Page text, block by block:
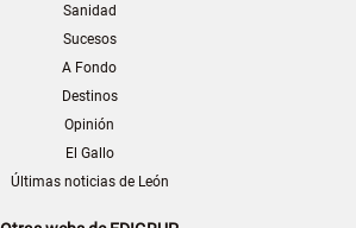
Sanidad
Sucesos
A Fondo
Destinos
Opinión
El Gallo
Últimas noticias de León